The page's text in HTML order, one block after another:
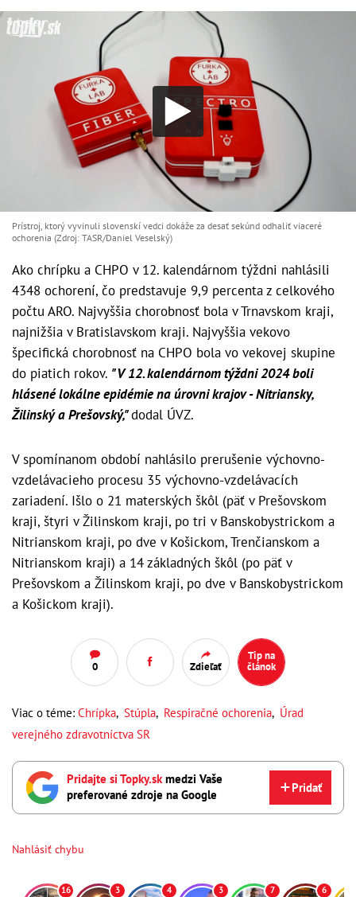
Prístroj, ktorý vyvinuli slovenskí vedci dokáže za desať sekúnd odhaliť viaceré
ochorenia (Zdroj: TASR/Daniel Veselský)
Ako chrípku a CHPO v 12. kalendárnom týždni nahlásili
4348 ochorení, čo predstavuje 9,9 percenta z celkového
počtu ARO. Najvyššia chorobnosť bola v Trnavskom kraji,
najnižšia v Bratislavskom kraji. Najvyššia vekovo
špecifická chorobnosť na CHPO bola vo vekovej skupine
do piatich rokov. "V 12. kalendárnom týždni 2024 boli
hlásené lokálne epidémie na úrovni krajov - Nitriansky,
Žilinský a Prešovský,"dodal ÚVZ.
V spomínanom období nahlásilo prerušenie výchovno-
vzdelávacieho procesu 35 výchovno-vzdelávacích
zariadení. Išlo o 21 materských škôl (päť v Prešovskom
kraji, štyri v Žilinskom kraji, po tri v Banskobystrickom a
Nitrianskom kraji, po dve v Košickom, Trenčianskom a
Nitrianskom kraji) a 14 základných škôl (po päť v
Prešovskom a Žilinskom kraji, po dve v Banskobystrickom
a Košickom kraji).
0 Zdieľať
Tip na
článok
Viac o téme: Chrípka, Stúpla, Respiračné ochorenia, Úrad
verejného zdravotníctva SR
Pridajte si Topky.skmedzi Vaše
preferované zdroje na Google
Pridať
Nahlásiť chybu
16 3 4 3 7 6